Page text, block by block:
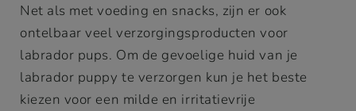
Net als met voeding en snacks, zijn er ook
ontelbaar veel verzorgingsproducten voor
labrador pups. Om de gevoelige huid van je
labrador puppy te verzorgen kun je het beste
kiezen voor een milde en irritatievrije